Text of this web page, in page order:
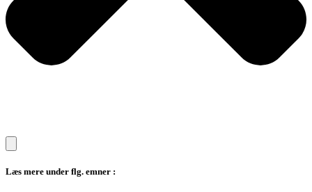
Læs mere under flg. emner :